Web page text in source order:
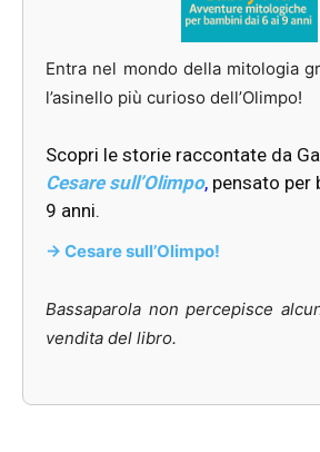
Entra nel mondo della mitologia
l’asinello più curioso dell’Olimpo!
Scopri le storie raccontate da
Cesare sull’Olimpo, pensato per
9 anni.
-> Cesare sull’Olimpo!
Bassaparola non percepisce
vendita del libro.